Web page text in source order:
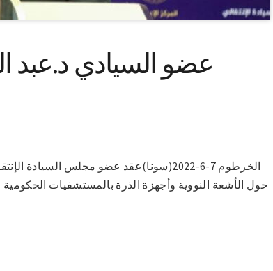
عضو السيادي د.عبد
الخرطوم 7-6-2022(سونا)عقد عضو مجلس
حول الأشعة النووية وأجهزة الذرة بالمستشفيات